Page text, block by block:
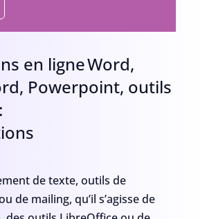
en ligne Word,
Powerpoint, outils
de texte, outils de
de mailing, qu’il s’agisse de